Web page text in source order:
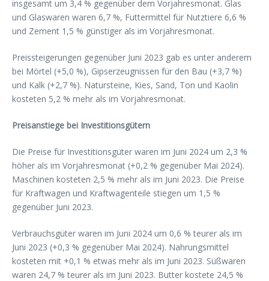
insgesamt um 3,4 % gegenüber dem Vorjahresmonat. Glas
und Glaswaren waren 6,7 %, Futtermittel für Nutztiere 6,6 %
und Zement 1,5 % günstiger als im Vorjahresmonat.
Preissteigerungen gegenüber Juni 2023 gab es unter anderem
bei Mörtel (+5,0 %), Gipserzeugnissen für den Bau (+3,7 %)
und Kalk (+2,7 %). Natursteine, Kies, Sand, Ton und Kaolin
kosteten 5,2 % mehr als im Vorjahresmonat.
Preisanstiege bei Investitionsgütern
Die Preise für Investitionsgüter waren im Juni 2024 um 2,3 %
höher als im Vorjahresmonat (+0,2 % gegenüber Mai 2024).
Maschinen kosteten 2,5 % mehr als im Juni 2023. Die Preise
für Kraftwagen und Kraftwagenteile stiegen um 1,5 %
gegenüber Juni 2023.
Verbrauchsgüter waren im Juni 2024 um 0,6 % teurer als im
Juni 2023 (+0,3 % gegenüber Mai 2024). Nahrungsmittel
kosteten mit +0,1 % etwas mehr als im Juni 2023. Süßwaren
waren 24,7 % teurer als im Juni 2023. Butter kostete 24,5 %